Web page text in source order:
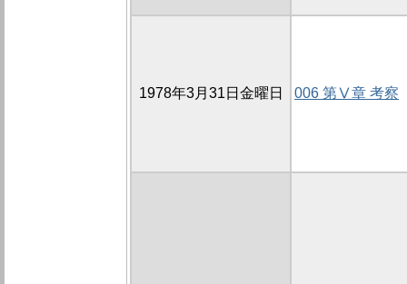
1978年3月31日金曜日 006 第Ⅴ章 考察